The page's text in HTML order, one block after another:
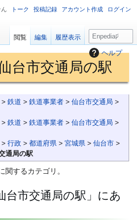
ヘルプ
台市交通局の駅
>鉄道 >鉄道事業者 >仙台市交通局 >
>鉄道 >鉄道事業者 >仙台市交通局 >
>行政 >都道府県 >宮城県 >仙台市 >
通局の駅
関するカテゴリ。
台市交通局の駅」にあ
トーク 投稿記録 アカウント作成 ログイン
閲覧 編集 履歴表示
検
索